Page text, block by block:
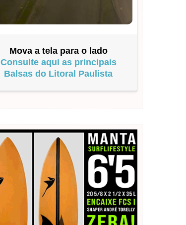
Mova a tela para o lado
Consulte aqui as principais
Balsas do Litoral Paulista